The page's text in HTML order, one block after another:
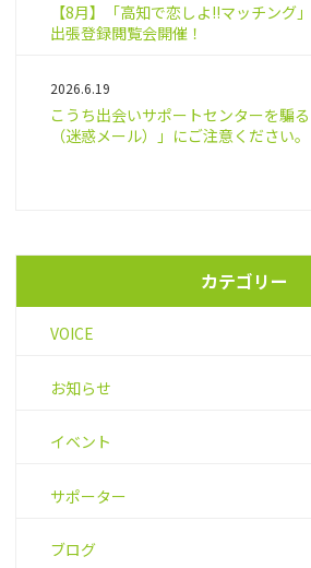
【8月】「高知で恋しよ!!マッチング
出張登録閲覧会開催！
2026.6.19
こうち出会いサポートセンターを騙
（迷惑メール）」にご注意ください。
カテゴリー
VOICE
お知らせ
イベント
サポーター
ブログ